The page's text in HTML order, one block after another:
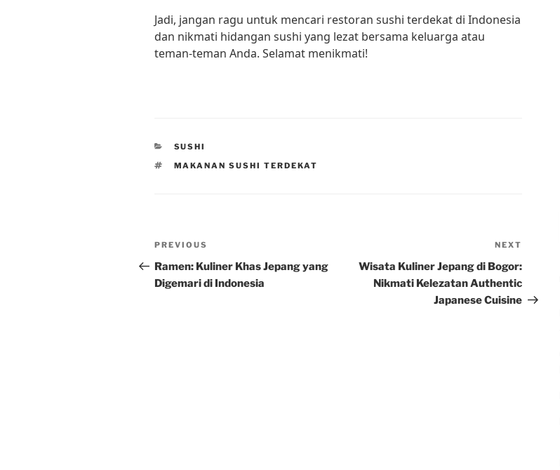
Jadi, jangan ragu untuk mencari restoran sushi terdekat di Indonesia
dan nikmati hidangan sushi yang lezat bersama keluarga atau
teman-teman Anda. Selamat menikmati!
CATEGORIES
SUSHI
TAGS
MAKANAN SUSHI TERDEKAT
Post
navigation
Previous
Post
PREVIOUS
Ramen: Kuliner Khas Jepang yang
Digemari di Indonesia
Post
NEXT
Wisata Kuliner Jepang di Bogor:
Nikmati Kelezatan Authentic
Japanese Cuisine